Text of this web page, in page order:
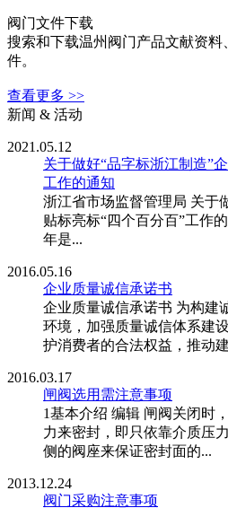
阀门文件下载
搜索和下载温州阀门产品文献资
件。
查看更多 >>
新闻 & 活动
2021.05.12
关于做好“品字标浙江制造”
工作的通知
浙江省市场监督管理局 关于
贴标亮标“四个百分百”工作
年是...
2016.05.16
企业质量诚信承诺书
企业质量诚信承诺书 为构建
环境，加强质量诚信体系建
护消费者的合法权益，推动
2016.03.17
闸阀选用需注意事项
1基本介绍 编辑 闸阀关闭时
力来密封，即只依靠介质压
侧的阀座来保证密封面的...
2013.12.24
阀门采购注意事项